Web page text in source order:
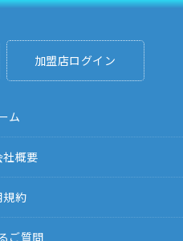
加盟店ログイン
ム
概要
規約
ご質問